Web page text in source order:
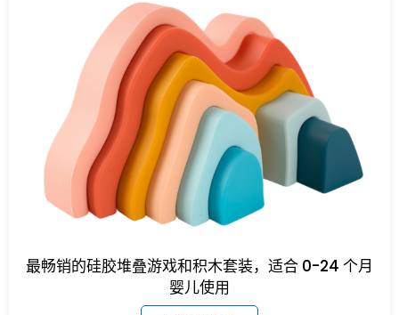
最畅销的硅胶堆叠游戏和积木套装，适合 0-24 个月
婴儿使用